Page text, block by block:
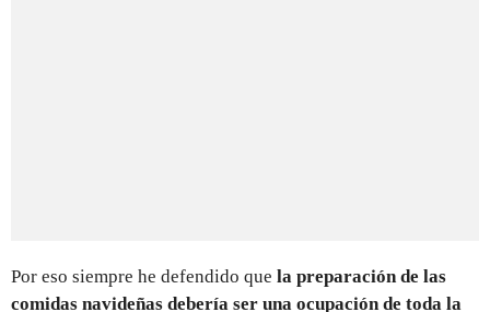
Por eso siempre he defendido que la preparación de las
comidas navideñas debería ser una ocupación de toda la